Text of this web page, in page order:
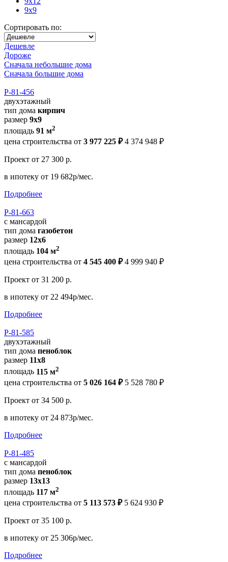
9x9
Сортировать по:
Дешевле
Дороже
Сначала небольшие дома
Сначала большие дома
Р-81-456
двухэтажный
тип дома кирпич
размер 9х9
площадь 91 м2
цена строительства от 3 977 225 ₽ 4 374 948 ₽
Проект от 27 300 р.
в ипотеку от 19 682р/мес.
Подробнее
Р-81-663
с мансардой
тип дома газобетон
размер 12x6
площадь 104 м2
цена строительства от 4 545 400 ₽ 4 999 940 ₽
Проект от 31 200 р.
в ипотеку от 22 494р/мес.
Подробнее
Р-81-585
двухэтажный
тип дома пеноблок
размер 11х8
площадь 115 м2
цена строительства от 5 026 164 ₽ 5 528 780 ₽
Проект от 34 500 р.
в ипотеку от 24 873р/мес.
Подробнее
Р-81-485
с мансардой
тип дома пеноблок
размер 13х13
площадь 117 м2
цена строительства от 5 113 573 ₽ 5 624 930 ₽
Проект от 35 100 р.
в ипотеку от 25 306р/мес.
Подробнее